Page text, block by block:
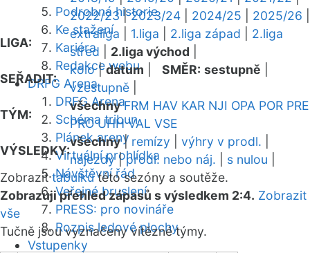
Podrobná historie
Ke stažení
Kariéra
Redakce webu
DRFG Arena
DRFG Arena
Schéma tribun
Plánek areny
Virtuální prohlídka
Návštěvní řád
Veřejné bruslení
PRESS: pro novináře
Rozpis ledové plochy
Vstupenky
2022/23|2023/24 2024/25 2025/26
LIGA:
extraliga 1.liga 2.liga západ
2.liga
střed
2.liga východ
SEŘADIT:
kolo|datum SMĚR: sestupně
vzestupně
TÝM:
všechny FRM HAV KAR NJI OPA POR PRE
PRO UHH VAL VSE
VÝSLEDKY:
všechny| remízy výhry v prodl.
nájezdy|prodl. nebo náj. s nulou
Zobrazittabulkutéto sezóny a soutěže.
Zobrazuji přehled zápasů s výsledkem 2:4. Zobrazit
vše
Tučně jsou vyznačeny vítězné týmy.